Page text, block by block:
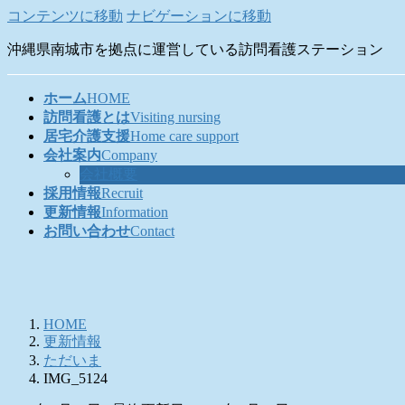
コンテンツに移動 ナビゲーションに移動
沖縄県南城市を拠点に運営している訪問看護ステーション
ホームHOME
訪問看護とはVisiting nursing
居宅介護支援Home care support
会社案内Company
採用情報Recruit
更新情報Information
お問い合わせContact
HOME
更新情報
ただいま
IMG_5124